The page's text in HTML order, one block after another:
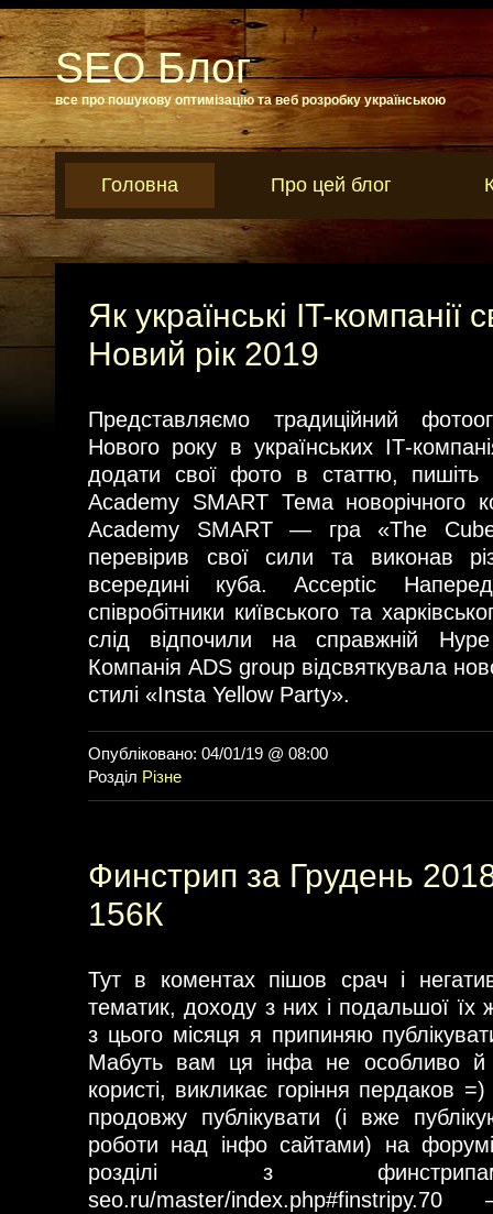
SEO Блог
все про пошукову оптимізацію та веб розробку українською
Головна Про цей блог
Як українські IT-компанії
Новий рік 2019
Представляємо традиційний
Нового року в українських ІТ-
додати свої фото в статтю,
Academy SMART Тема новорічного
Academy SMART — гра «The
перевірив свої сили та виконав
всередині куба. Acceptic
співробітники київського та
слід відпочили на справжній
Компанія ADS group відсвяткувала
стилі «Insta Yellow Party».
Опубліковано: 04/01/19 @ 08:00
Розділ Різне
Финстрип за Грудень
156К
Тут в коментах пішов срач і
тематик, доходу з них і подальшої їх
з цього місяця я припиняю
Мабуть вам ця інфа не особливо й
користі, викликає горіння пердаков
продовжу публікувати (і вже
роботи над інфо сайтами) на
розділі з
seo.ru/master/